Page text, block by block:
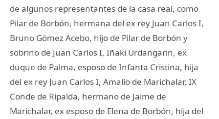
de algunos representantes de la casa real, como
Pilar de Borbón, hermana del ex rey Juan Carlos I,
Bruno Gómez Acebo, hijo de Pilar de Borbón y
sobrino de Juan Carlos I, Iñaki Urdangarin, ex
duque de Palma, esposo de Infanta Cristina, hija
del ex rey Juan Carlos I, Amalio de Marichalar, IX
Conde de Ripalda, hermano de Jaime de
Marichalar, ex esposo de Elena de Borbón, hija del